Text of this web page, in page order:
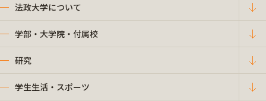
法政大学について
学部・大学院・付属校
研究
学生生活・スポーツ